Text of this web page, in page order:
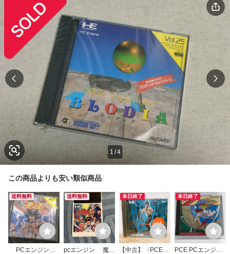
1 /4
この商品よりも安い類似商品
送料無料
PCエンジン
送料無料
pcエンジン 魔神
本日終了
【中古】〈PCEソ
本日終了
PCE PCエンジン